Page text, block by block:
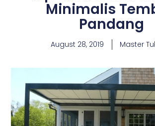
Minimalis
Pandang
August 28, 2019 Master